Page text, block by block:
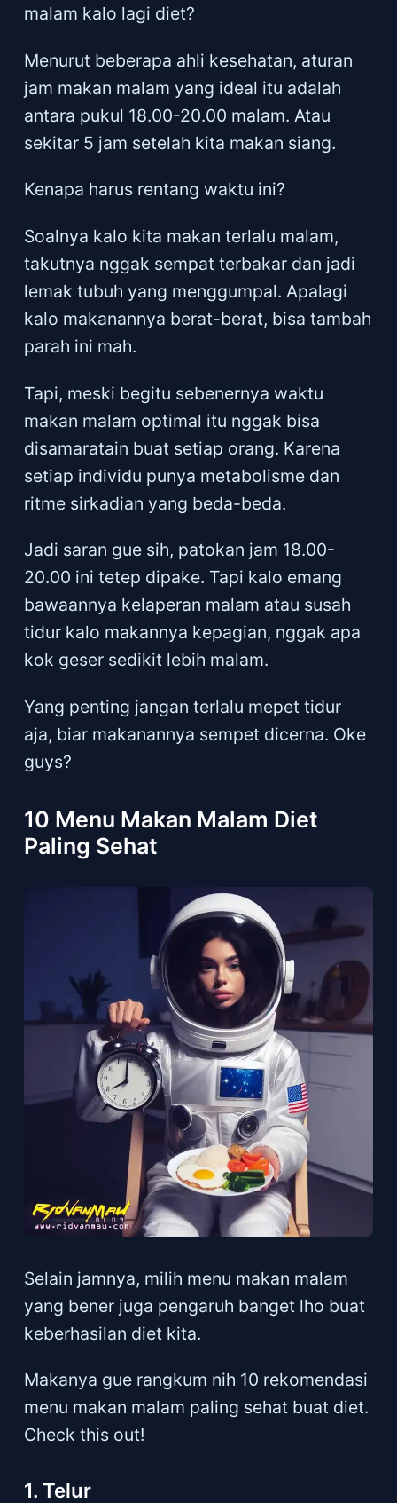
malam kalo lagi diet?
Menurut beberapa ahli kesehatan, aturan
jam makan malam yang ideal itu adalah
antara pukul 18.00-20.00 malam. Atau
sekitar 5 jam setelah kita makan siang.
Kenapa harus rentang waktu ini?
Soalnya kalo kita makan terlalu malam,
takutnya nggak sempat terbakar dan jadi
lemak tubuh yang menggumpal. Apalagi
kalo makanannya berat-berat, bisa tambah
parah ini mah.
Tapi, meski begitu sebenernya waktu
makan malam optimal itu nggak bisa
disamaratain buat setiap orang. Karena
setiap individu punya metabolisme dan
ritme sirkadian yang beda-beda.
Jadi saran gue sih, patokan jam 18.00-
20.00 ini tetep dipake. Tapi kalo emang
bawaannya kelaperan malam atau susah
tidur kalo makannya kepagian, nggak apa
kok geser sedikit lebih malam.
Yang penting jangan terlalu mepet tidur
aja, biar makanannya sempet dicerna. Oke
guys?
10 Menu Makan Malam Diet
Paling Sehat
Selain jamnya, milih menu makan malam
yang bener juga pengaruh banget lho buat
keberhasilan diet kita.
Makanya gue rangkum nih 10 rekomendasi
menu makan malam paling sehat buat diet.
Check this out!
1. Telur